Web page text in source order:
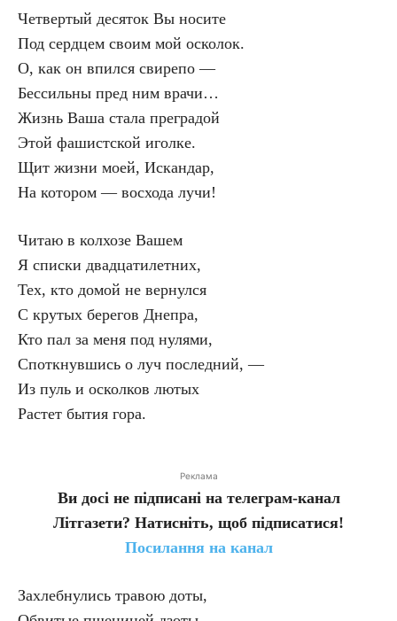
Четвертый десяток Вы носите
Под сердцем своим мой осколок.
О, как он впился свирепо —
Бессильны пред ним врачи…
Жизнь Ваша стала преградой
Этой фашистской иголке.
Щит жизни моей, Искандар,
На котором — восхода лучи!
Читаю в колхозе Вашем
Я списки двадцатилетних,
Тех, кто домой не вернулся
С крутых берегов Днепра,
Кто пал за меня под нулями,
Споткнувшись о луч последний, —
Из пуль и осколков лютых
Растет бытия гора.
Реклама
Ви досі не підписані на телеграм-канал
Літгазети? Натисніть, щоб підписатися!
Посилання на канал
Захлебнулись травою доты,